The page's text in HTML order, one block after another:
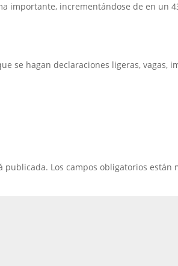
importante, incrementándose de en un
se hagan declaraciones ligeras, vagas,
publicada. Los campos obligatorios están